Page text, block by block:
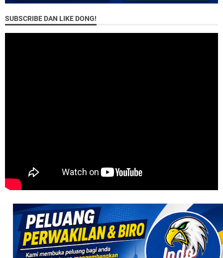
SUBSCRIBE DAN LIKE DONG!